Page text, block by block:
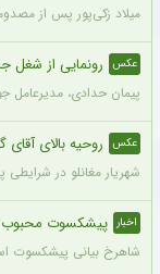
میلاد زکی‌پور پس از
عکس رونمایی از
پیمان حدادی، مدیرعامل
عکس روحیه بالای آقای
شهریار مغانلو در شرایطی
اخبار پیشکسوت محبوب
شاهرخ بیانی پیشکسوت